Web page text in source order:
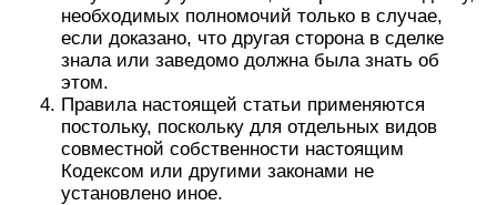
необходимых полномочий только в случае,
если доказано, что другая сторона в сделке
знала или заведомо должна была знать об
этом.
Правила настоящей статьи применяются
постольку, поскольку для отдельных видов
совместной собственности настоящим
Кодексом или другими законами не
установлено иное.